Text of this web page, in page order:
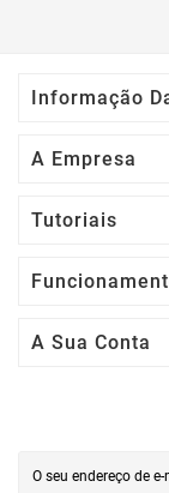
Informação
A Empresa
Tutoriais
A Sua Conta